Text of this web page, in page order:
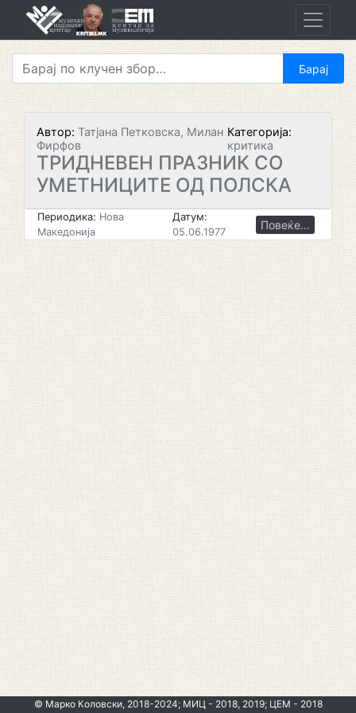
Автор: Татјана Петковска, Милан
Фирфов
Категорија:
критика
ТРИДНЕВЕН ПРАЗНИК СО
УМЕТНИЦИТЕ ОД ПОЛСКА
Периодика: Нова
Македонија
Датум:
05.06.1977
Повеќе...
© Марко Коловски, 2018-2024; МИЦ - 2018, 2019; ЦЕМ - 2018